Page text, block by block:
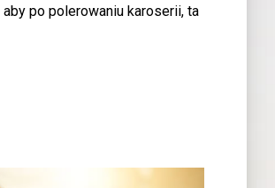
po polerowaniu karoserii, ta